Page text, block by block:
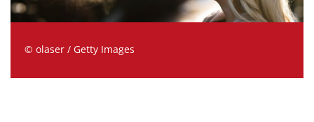
© olaser / Getty Images